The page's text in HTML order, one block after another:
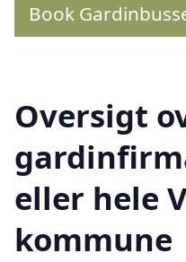
Book
Oversigt
eller hele
kommune